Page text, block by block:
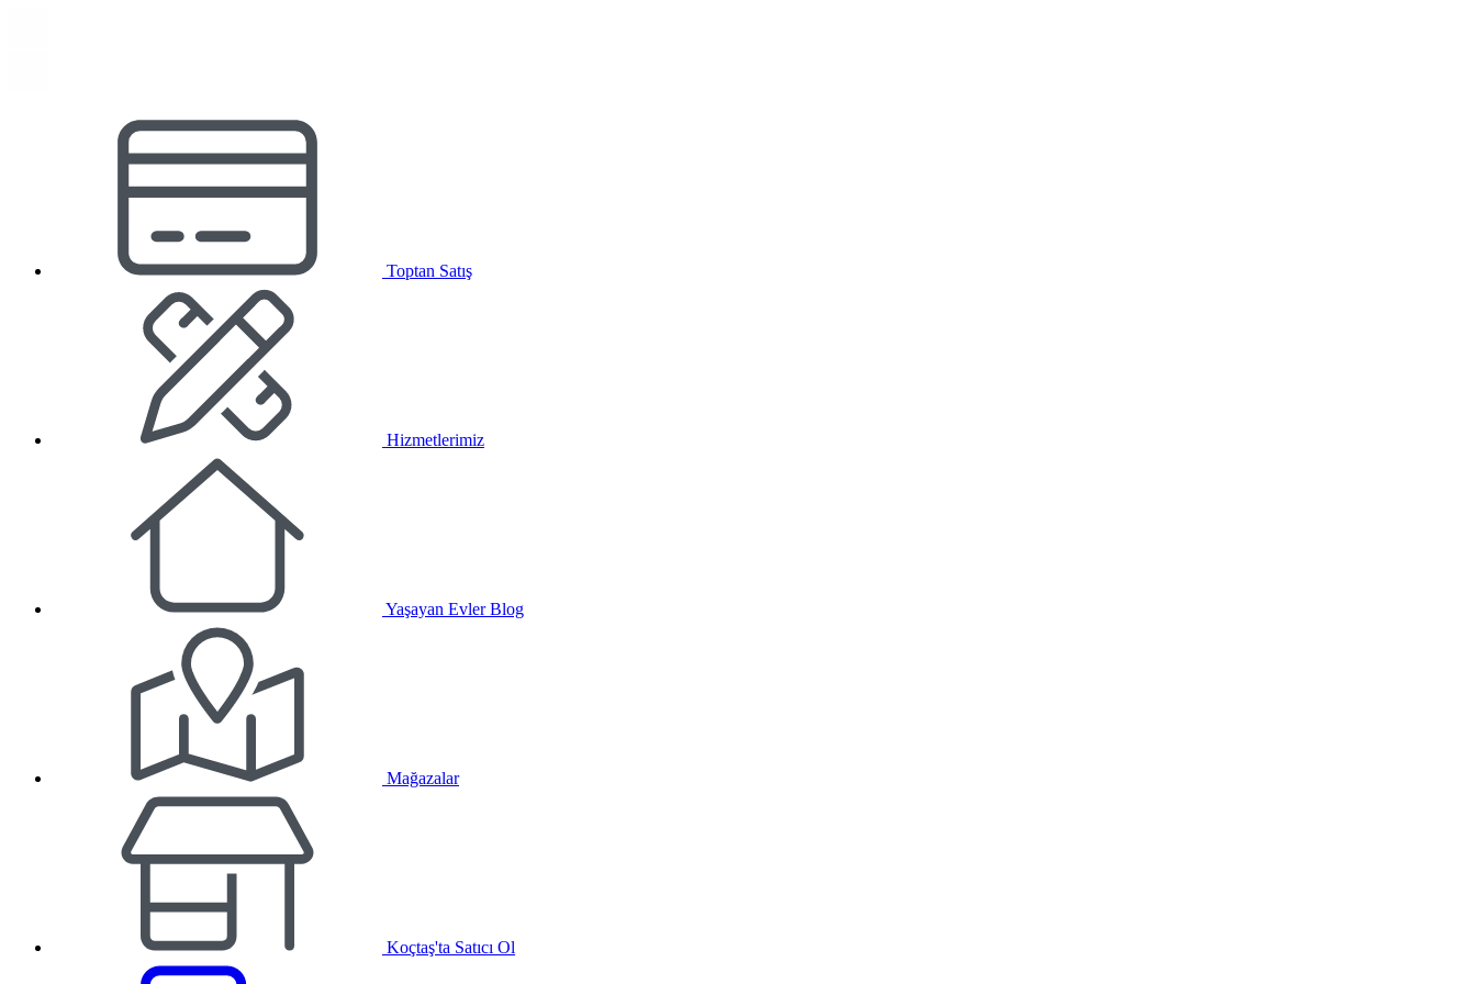
Toptan Satış
Hizmetlerimiz
Yaşayan Evler Blog
Mağazalar
Koçtaş'ta Satıcı Ol